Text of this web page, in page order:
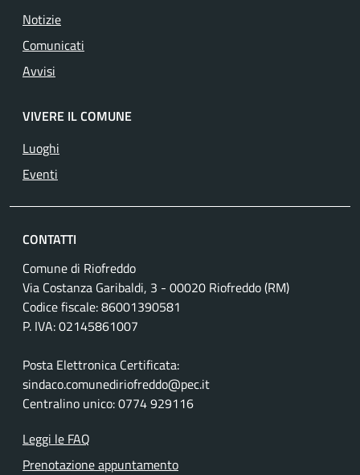
Notizie
Comunicati
Avvisi
VIVERE IL COMUNE
Luoghi
Eventi
CONTATTI
Comune di Riofreddo
Via Costanza Garibaldi, 3 - 00020 Riofreddo (RM)
Codice fiscale: 86001390581
P. IVA: 02145861007
Posta Elettronica Certificata:
sindaco.comunediriofreddo@pec.it
Centralino unico: 0774 929116
Leggi le FAQ
Prenotazione appuntamento